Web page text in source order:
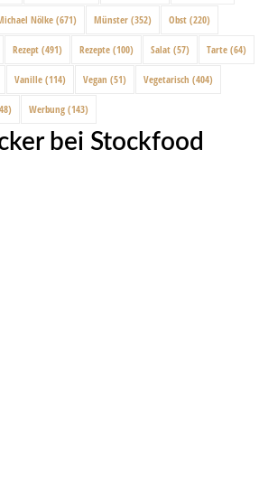
Nölke (671) Münster (352) Obst (220)
Rezept (491) Rezepte (100) Salat (57) Tarte (64)
Vanille (114) Vegan (51) Vegetarisch (404)
Werbung (143)
bei Stockfood